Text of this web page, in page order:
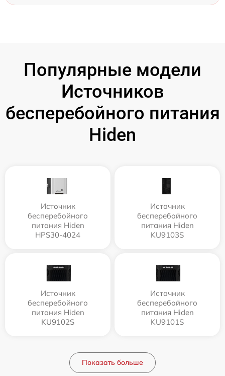
Популярные модели
Источников
бесперебойного питания
Hiden
Источник
бесперебойного
питания Hiden
HPS30-4024
Источник
бесперебойного
питания Hiden
KU9103S
Источник
бесперебойного
питания Hiden
KU9102S
Источник
бесперебойного
питания Hiden
KU9101S
Показать больше